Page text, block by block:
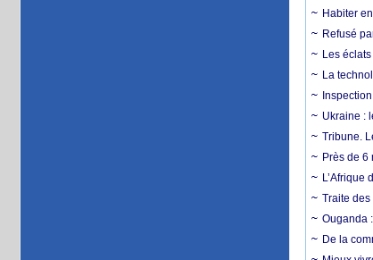
Habiter
Refusé
Les
La
Ukraine :
Tribune.
Près de 6
L’Afrique
Traite
Ouganda
De la